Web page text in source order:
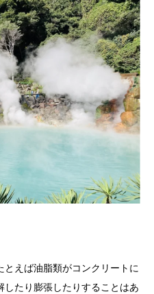
えば油脂類がコンクリートに
たり膨張したりすることはあ